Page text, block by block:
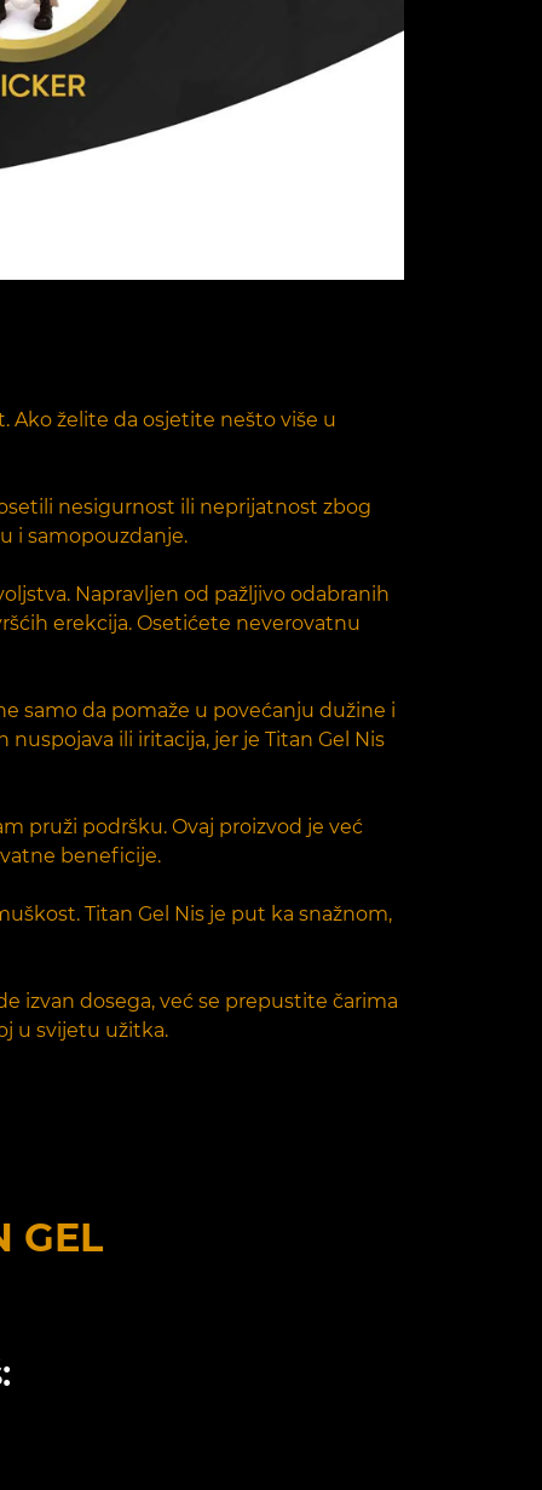
želite da osjetite nešto više u
nesigurnost ili neprijatnost zbog
i samopouzdanje.
Napravljen od pažljivo odabranih
erekcija. Osetićete neverovatnu
samo da pomaže u povećanju dužine i
ili iritacija, jer je Titan Gel Nis
pruži podršku. Ovaj proizvod je već
beneficije.
Titan Gel Nis je put ka snažnom,
izvan dosega, već se prepustite čarima
u svijetu užitka.
GEL